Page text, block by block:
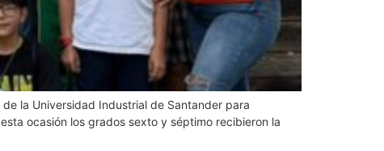
la Universidad Industrial de Santander para
ocasión los grados sexto y séptimo recibieron la